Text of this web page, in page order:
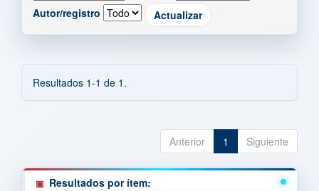
Autor/registro
Resultados 1-1 de 1.
Anterior 1 Siguiente
Resultados por ítem: